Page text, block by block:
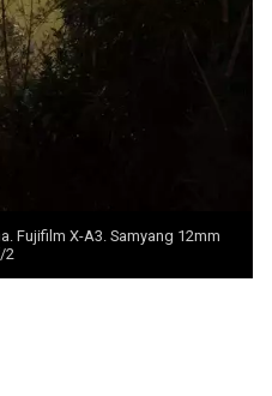
Fujifilm X-A3. Samyang 12mm
2